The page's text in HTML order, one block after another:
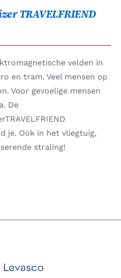
TRAVELFRIEND
velden in
en tram. Veel mensen op
Voor gevoelige mensen
De
je. Ook in het vliegtuig,
straling!